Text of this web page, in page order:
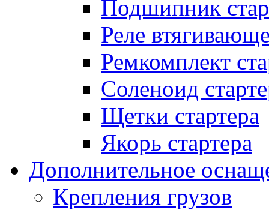
Подшипник
Реле
Ремкомплект
Соленоид
Щетки стартера
Якорь стартера
Дополнительное
Крепления грузов